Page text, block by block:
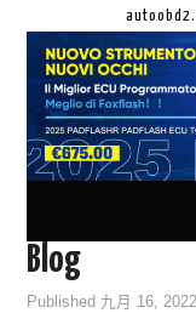
ORIGINALE LAUNCH X431
Blog
Published 九月 16, 2022